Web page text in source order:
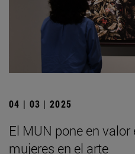
04 | 03 | 2025
El MUN pone en valor
mujeres en el arte